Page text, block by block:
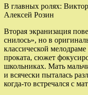
В главных ролях:
Алексей Розин
Вторая экранизация
снилось», но в
классической
проката, сюжет
школьниках. Мать
и всячески пыталась
когда-то встречался с